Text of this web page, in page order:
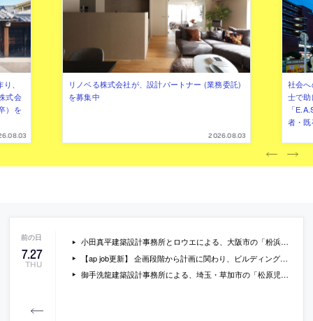
、
式会
）を
リノベる株式会社が、設計パートナー (業務委託)
を募集中
2026.08.03
社会
士で
「
者・
7.27
THU
小田真平建築設計事務所とロウエによる、大阪市の「粉浜の住居」。鉄骨3階建ての住宅を改修。シンプルと豊かさが同居する空間を求め、玄関土間と各階バルコニーを仕上げで連続させて“土間が立体化”した様な構成を考案。既存の窓から入る偶発的な自然光の魅力も活かす
【ap job更新】 企画段階から計画に関わり、ビルディングタイプに縛られない建築をつくる「to-ripple」が、設計スタッフ（経験者・既卒）を募集中
御手洗龍建築設計事務所による、埼玉・草加市の「松原児童青少年交流センター miraton・松原テニスコート」。新たに立ち上がる街の中心に位置する施設。“原風景”にもなる“能動性”を喚起する建築を目指し、ヴォールト架構が“９棟”連なる構成を考案。空間の展開が生み出す“動き”で子供達の居場所の発見や交流を促す